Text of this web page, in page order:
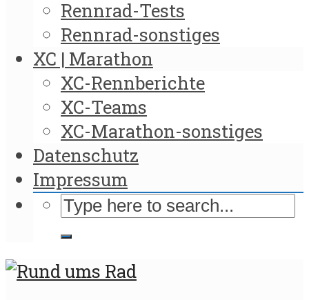
Rennrad-Tests
Rennrad-sonstiges
XC | Marathon
XC-Rennberichte
XC-Teams
XC-Marathon-sonstiges
Datenschutz
Impressum